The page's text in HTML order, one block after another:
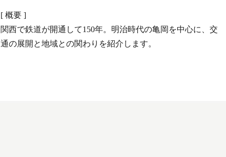
[ 概要 ]
関西で鉄道が開通して150年。明治時代の亀岡を中心に、交
通の展開と地域との関わりを紹介します。